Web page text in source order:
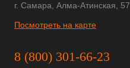
г. Самара, Алма-Атинская, 57
Посмотреть на карте
8 (800) 301-66-23